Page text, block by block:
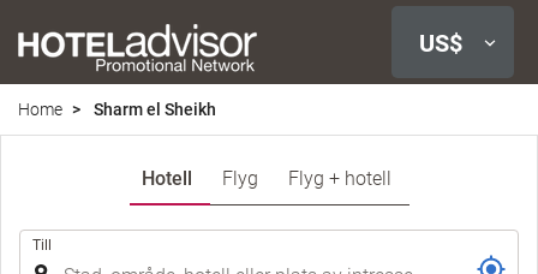
US$
Home Sharm el Sheikh
Hotell Flyg Flyg + hotell
Till